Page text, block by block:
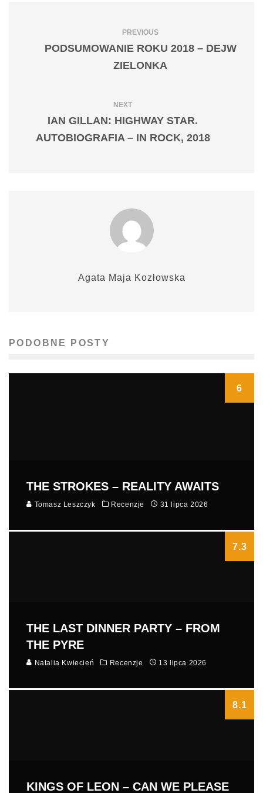
PREVIOUS
PODSUMOWANIE ROKU 2018 – DEJW
ZIELONKA
NEXT
IAN GILLAN: HIGHWAY STAR.
AUTOBIOGRAFIA – IN ROCK, 2018
Agata Maja Kozłowska
PODOBNE POSTY
6
THE STROKES – REALITY AWAITS
Tomasz Leszczyk Recenzje 31 lipca 2026
7.3
THE LAST DINNER PARTY – FROM
THE PYRE
Natalia Kwiecień Recenzje 13 lipca 2026
8.1
KINGS OF LEON – CAN WE PLEASE